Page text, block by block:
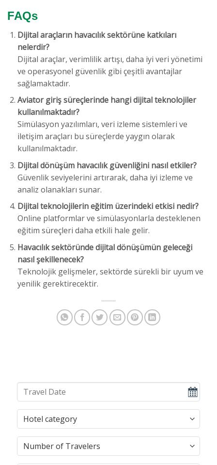
FAQs
Dijital araçların havacılık sektörüne katkıları
nelerdir?
Dijital araçlar, verimlilik artışı, daha iyi veri yönetimi
ve operasyonel güvenlik gibi çeşitli avantajlar
sağlamaktadır.
Aviator giriş süreçlerinde hangi dijital teknolojiler
kullanılmaktadır?
Simülasyon yazılımları, veri izleme sistemleri ve
iletişim araçları bu süreçlerde yaygın olarak
kullanılmaktadır.
Dijital dönüşüm havacılık güvenliğini nasıl etkiler?
Güvenlik seviyelerini artırarak, daha iyi izleme ve
analiz olanakları sunar.
Dijital teknolojilerin eğitim üzerindeki etkisi nedir?
Online platformlar ve simülasyonlarla desteklenen
eğitim süreçleri daha etkili hale gelir.
Havacılık sektöründe dijital dönüşümün geleceği
nasıl şekillenecek?
Teknolojik gelişmeler, sektörde sürekli bir uyum ve
yenilik gerektirecektir.